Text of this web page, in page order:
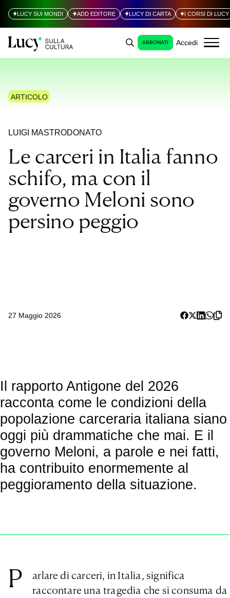
LUCY SUI MONDI ADD EDITORE LUCY DI CARTA I CORSI DI LUCY
ABBONATI Accedi
ARTICOLO
LUIGI MASTRODONATO
Le carceri in Italia fanno
schifo, ma con il
governo Meloni sono
persino peggio
27 Maggio 2026
Il rapporto Antigone del 2026
racconta come le condizioni della
popolazione carceraria italiana siano
oggi più drammatiche che mai. E il
governo Meloni, a parole e nei fatti,
ha contribuito enormemente al
peggioramento della situazione.
P
arlare di carceri, in Italia, significa
raccontare una tragedia che si consuma da